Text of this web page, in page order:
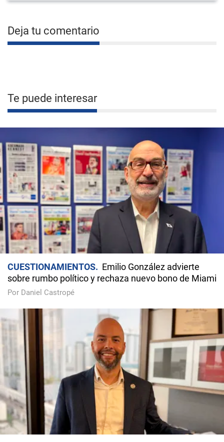
Deja tu comentario
Te puede interesar
CUESTIONAMIENTOS
Emilio González advierte
sobre rumbo político y rechaza nuevo bono de Miami
Por Daniel Castropé